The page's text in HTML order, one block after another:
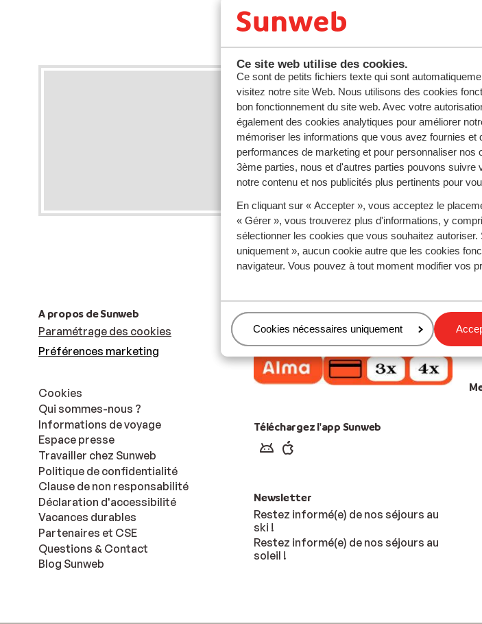
Ce site web utilise des cookies.
Ce sont de petits fichiers texte qui sont
visitez notre site Web. Nous utilisons des cookies
bon fonctionnement du site web. Avec votre
également des cookies analytiques pour améliorer
mémoriser les informations que vous avez fournies
performances de marketing et pour personnaliser
3ème parties, nous et d'autres parties pouvons
notre contenu et nos publicités plus pertinents pour
En cliquant sur « Accepter », vous acceptez le
« Gérer », vous trouverez plus d'informations, y
sélectionner les cookies que vous souhaitez
uniquement », aucun cookie autre que les cookies
navigateur. Vous pouvez à tout moment modifier vos
Gérer
Cookies nécessaires uniquement
Vous organisez un séjour au ski
Totally, n°1 des séjours ski
Conditions Générales de Vente|
Assurances|
A propos de Sunweb
Paramétrage des cookies
Préférences marketing
Cookies
Qui sommes-nous ?
Informations de voyage
Espace presse
Travailler chez Sunweb
Politique de confidentialité
Clause de non responsabilité
Déclaration d'accessibilité
Vacances durables
Partenaires et CSE
Questions & Contact
Blog Sunweb
Paiements sécurisés
Téléchargez l'app Sunweb
Newsletter
Restez informé(e) de nos séjours au
ski !
Restez informé(e) de nos séjours au
soleil !